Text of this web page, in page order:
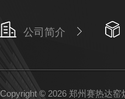
公司简介
Copyright © 2026 郑州赛热达